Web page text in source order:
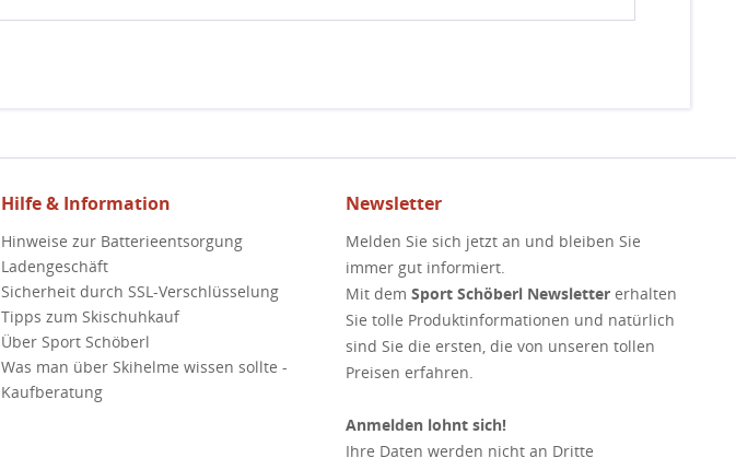
Hilfe & Information
Hinweise zur Batterieentsorgung
Ladengeschäft
Sicherheit durch SSL-Verschlüsselung
Tipps zum Skischuhkauf
Über Sport Schöberl
Was man über Skihelme wissen sollte -
Kaufberatung
Newsletter
Melden Sie sich jetzt an und bleiben Sie
immer gut informiert.
Mit dem Sport Schöberl Newsletter erhalten
Sie tolle Produktinformationen und natürlich
sind Sie die ersten, die von unseren tollen
Preisen erfahren.
Anmelden lohnt sich!
Ihre Daten werden nicht an Dritte